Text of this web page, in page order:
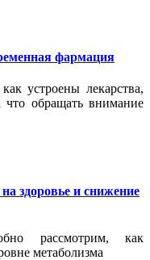
фармация
устроены лекарства,
что обращать внимание
здоровье и снижение
рассмотрим, как
метаболизма